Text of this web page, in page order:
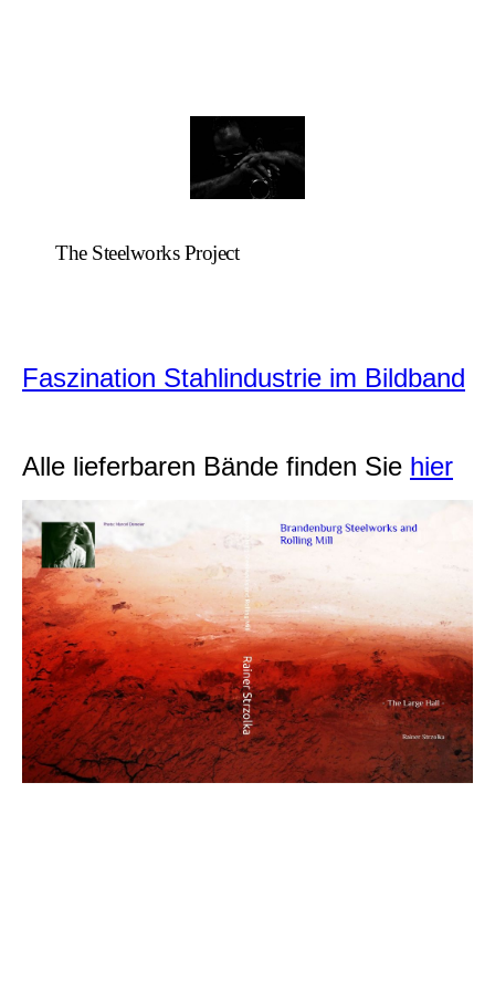
The Steelworks Project
Faszination Stahlindustrie im Bildband
Alle lieferbaren Bände finden Sie hier